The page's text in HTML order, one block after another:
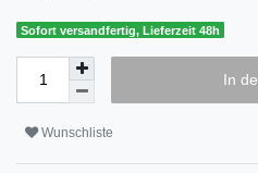
Sofort versandfertig, Lieferzeit 48h
In
Wunschliste